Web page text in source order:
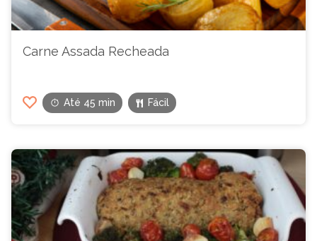
Carne Assada Recheada
Até 45 min Fácil